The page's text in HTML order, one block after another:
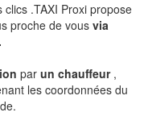
clics .TAXI Proxi propose
proche de vousvia
par un chauffeur ,
les coordonnées du